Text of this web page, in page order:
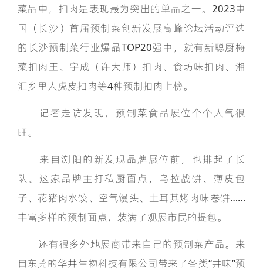
菜品中，扣肉是表现最为突出的单品之一。2023中
国（长沙）首届预制菜创新发展高峰论坛活动评选
的长沙预制菜行业爆品TOP20强中，就有新聪厨梅
菜扣肉王、宇成（许大师）扣肉、食坊味扣肉、湘
汇乡里人虎皮扣肉等4种预制扣肉上榜。
记者走访发现，预制菜食品展位个个人气很
旺。
来自浏阳的新发现品牌展位前，也排起了长
队。这家品牌主打私厨面点，乌拉战饼、薄皮包
子、花猪肉水饺、空气馒头、土耳其烤肉味卷饼……
丰富多样的预制面点，装满了观展市民的提包。
还有很多外地展商带来自己的预制菜产品。来
自东莞的华井生物科技有限公司带来了各类“井味”预